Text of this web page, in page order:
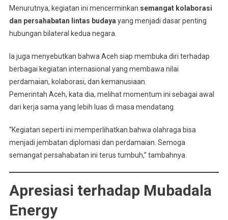
Menurutnya, kegiatan ini mencerminkan semangat kolaborasi
dan persahabatan lintas budayayang menjadi dasar penting
hubungan bilateral kedua negara.
Ia juga menyebutkan bahwa Aceh siap membuka diri terhadap
berbagai kegiatan internasional yang membawa nilai
perdamaian, kolaborasi, dan kemanusiaan.
Pemerintah Aceh, kata dia, melihat momentum ini sebagai awal
dari kerja sama yang lebih luas di masa mendatang.
“Kegiatan seperti ini memperlihatkan bahwa olahraga bisa
menjadi jembatan diplomasi dan perdamaian. Semoga
semangat persahabatan ini terus tumbuh,” tambahnya.
Apresiasi terhadap Mubadala
Energy